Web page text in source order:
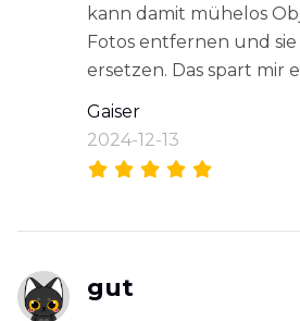
kann damit mühelos
Fotos entfernen und
ersetzen. Das spart mir
Gaiser
2024-12-13
gut